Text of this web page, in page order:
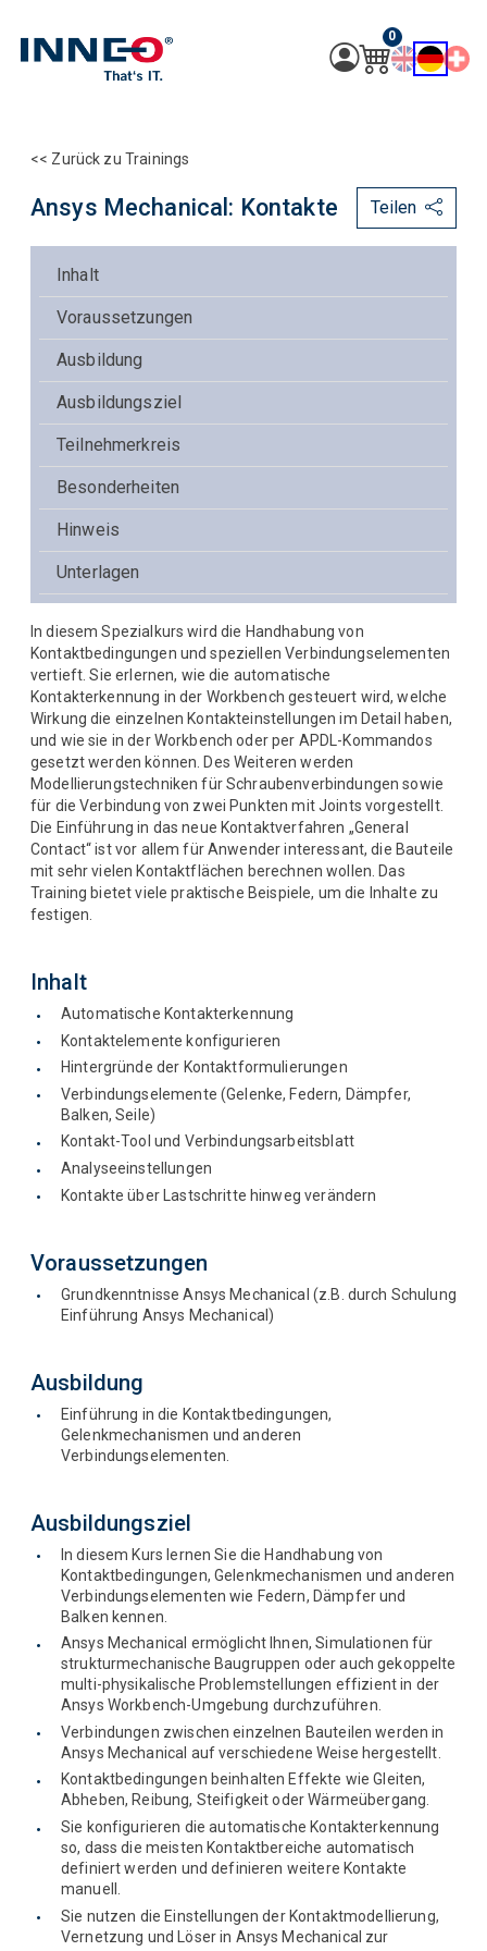
0
<< Zurück zu Trainings
Ansys Mechanical: Kontakte Teilen
Inhalt
Voraussetzungen
Ausbildung
Ausbildungsziel
Teilnehmerkreis
Besonderheiten
Hinweis
Unterlagen
In diesem Spezialkurs wird die Handhabung von
Kontaktbedingungen und speziellen Verbindungselementen
vertieft. Sie erlernen, wie die automatische
Kontakterkennung in der Workbench gesteuert wird, welche
Wirkung die einzelnen Kontakteinstellungen im Detail haben,
und wie sie in der Workbench oder per APDL-Kommandos
gesetzt werden können. Des Weiteren werden
Modellierungstechniken für Schraubenverbindungen sowie
für die Verbindung von zwei Punkten mit Joints vorgestellt.
Die Einführung in das neue Kontaktverfahren „General
Contact“ ist vor allem für Anwender interessant, die Bauteile
mit sehr vielen Kontaktflächen berechnen wollen. Das
Training bietet viele praktische Beispiele, um die Inhalte zu
festigen.
Inhalt
Automatische Kontakterkennung
Kontaktelemente konfigurieren
Hintergründe der Kontaktformulierungen
Verbindungselemente (Gelenke, Federn, Dämpfer,
Balken, Seile)
Kontakt-Tool und Verbindungsarbeitsblatt
Analyseeinstellungen
Kontakte über Lastschritte hinweg verändern
Voraussetzungen
Grundkenntnisse Ansys Mechanical (z.B. durch Schulung
Einführung Ansys Mechanical)
Ausbildung
Einführung in die Kontaktbedingungen,
Gelenkmechanismen und anderen
Verbindungselementen.
Ausbildungsziel
In diesem Kurs lernen Sie die Handhabung von
Kontaktbedingungen, Gelenkmechanismen und anderen
Verbindungselementen wie Federn, Dämpfer und
Balken kennen.
Ansys Mechanical ermöglicht Ihnen, Simulationen für
strukturmechanische Baugruppen oder auch gekoppelte
multi-physikalische Problemstellungen effizient in der
Ansys Workbench-Umgebung durchzuführen.
Verbindungen zwischen einzelnen Bauteilen werden in
Ansys Mechanical auf verschiedene Weise hergestellt.
Kontaktbedingungen beinhalten Effekte wie Gleiten,
Abheben, Reibung, Steifigkeit oder Wärmeübergang.
Sie konfigurieren die automatische Kontakterkennung
so, dass die meisten Kontaktbereiche automatisch
definiert werden und definieren weitere Kontakte
manuell.
Sie nutzen die Einstellungen der Kontaktmodellierung,
Vernetzung und Löser in Ansys Mechanical zur